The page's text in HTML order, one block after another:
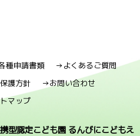
種申請書類
→よくあるご質問
護方針
→お問い合わせ
マップ
型認定こども園 るんびにこどもえ